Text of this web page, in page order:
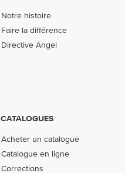
Notre histoire
Faire la différence
Directive Angel
CATALOGUES
Acheter un catalogue
Catalogue en ligne
Corrections